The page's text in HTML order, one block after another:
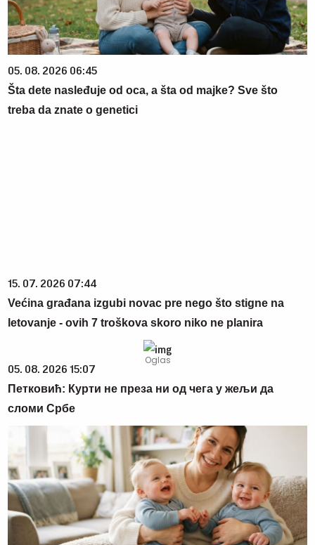
05. 08. 2026 06:45
Šta dete nasleđuje od oca, a šta od majke? Sve što
treba da znate o genetici
15. 07. 2026 07:44
Većina građana izgubi novac pre nego što stigne na
letovanje - ovih 7 troškova skoro niko ne planira
05. 08. 2026 15:07
Петковић: Курти не преза ни од чега у жељи да
сломи Србе